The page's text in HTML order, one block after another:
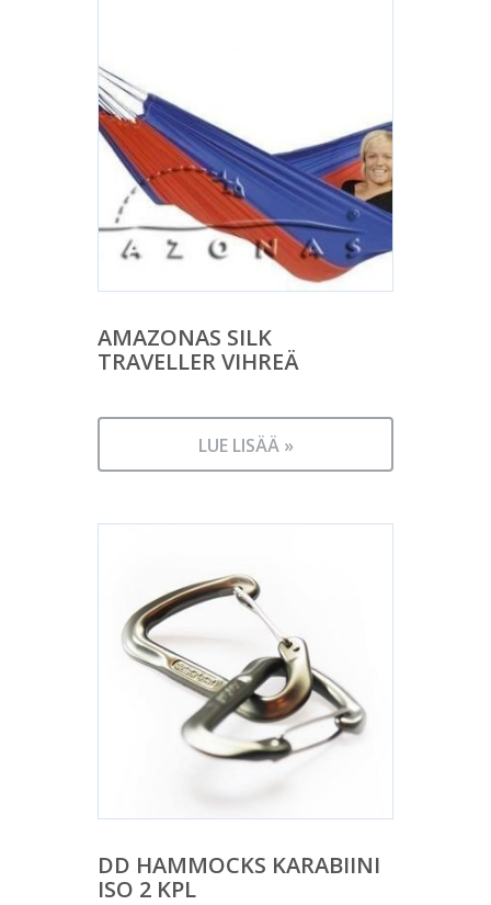
AMAZONAS SILK
TRAVELLER VIHREÄ
LUE LISÄÄ »
DD HAMMOCKS KARABIINI
ISO 2 KPL